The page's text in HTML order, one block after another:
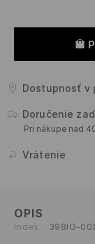
Dostupnosť v
Doručenie
Pri nákupe nad
Vrátenie
OPIS
Index 398IG-